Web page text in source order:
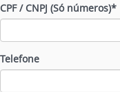
CPF / CNPJ (Só números)*
Telefone